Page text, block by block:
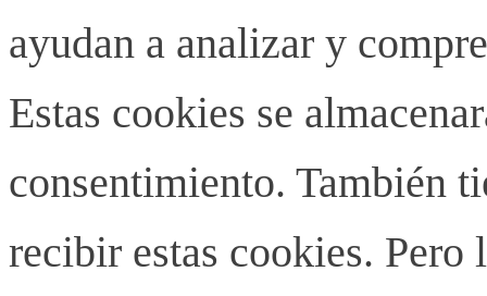
ayudan a analizar y
Estas cookies se
consentimiento. También
recibir estas cookies.